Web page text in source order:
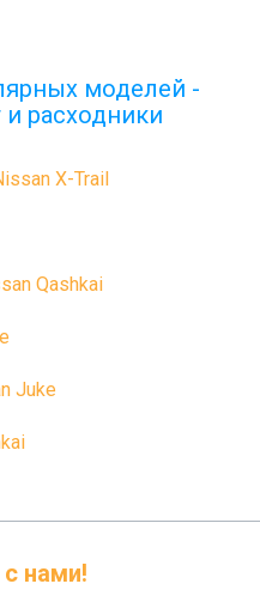
моделей -
и расходники
X-Trail
Qashkai
Juke
нами!